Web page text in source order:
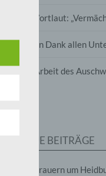
Im Wortlaut:
Vielen Dank allen
Zur Arbeit des
NEUE BEITRÄGE
Wir trauern um